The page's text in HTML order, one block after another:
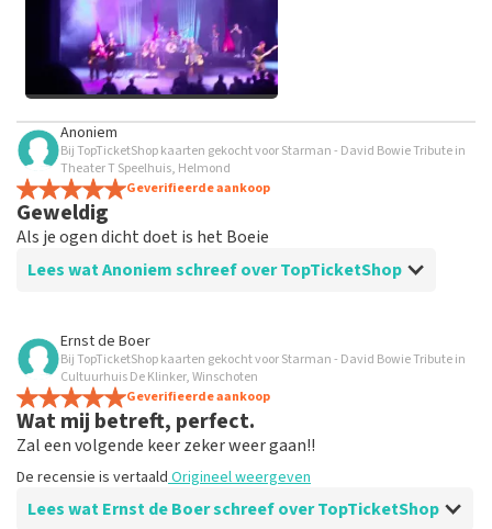
Anoniem
Bij TopTicketShop kaarten gekocht voor Starman - David Bowie Tribute in
Theater T Speelhuis, Helmond
Geverifieerde aankoop
Geweldig
Als je ogen dicht doet is het Boeie
Lees wat Anoniem schreef over TopTicketShop
Beoordeling van Anoniem over
Geen problemen gehad
Prima
Ernst de Boer
Bij TopTicketShop kaarten gekocht voor Starman - David Bowie Tribute in
Cultuurhuis De Klinker, Winschoten
Geverifieerde aankoop
Wat mij betreft, perfect.
Zal een volgende keer zeker weer gaan!!
De recensie is vertaald Origineel weergeven
Lees wat Ernst de Boer schreef over TopTicketShop